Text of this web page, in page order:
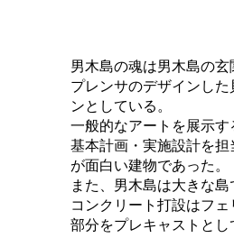
男木島の魂は男木島の
プレンサのデザインし
ンとしている。
一般的なアートを展示
基本計画・実施設計を
が面白い建物であった。
また、男木島は大きな
コンクリート打設はフ
部分をプレキャストとし